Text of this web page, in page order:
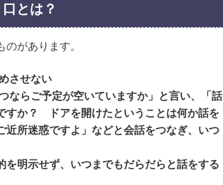
とは？
があります。
させない
ならご予定が空いていますか」と言い、「話
すか？ ドアを開けたということは何か話を
近所迷惑ですよ」などと会話をつなぎ、いつ
明示せず、いつまでもだらだらと話をする